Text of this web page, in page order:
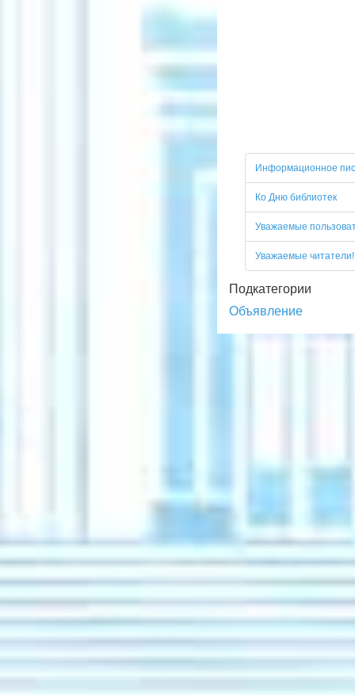
Информационное
Ко Дню библиотек
Уважаемые
Уважаемые читатели!
Подкатегории
Объявление